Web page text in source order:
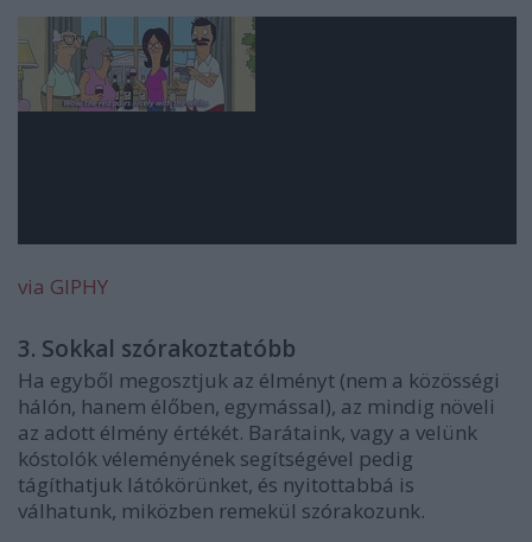
via GIPHY
3. Sokkal szórakoztatóbb
Ha egyből megosztjuk az élményt (nem a közösségi
hálón, hanem élőben, egymással), az mindig növeli
az adott élmény értékét. Barátaink, vagy a velünk
kóstolók véleményének segítségével pedig
tágíthatjuk látókörünket, és nyitottabbá is
válhatunk, miközben remekül szórakozunk.